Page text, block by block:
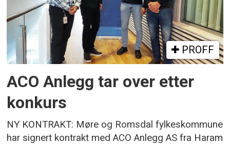
PROFF
ACO Anlegg tar over etter
konkurs
NY KONTRAKT: Møre og Romsdal fylkeskommune
har signert kontrakt med ACO Anlegg AS fra Haram